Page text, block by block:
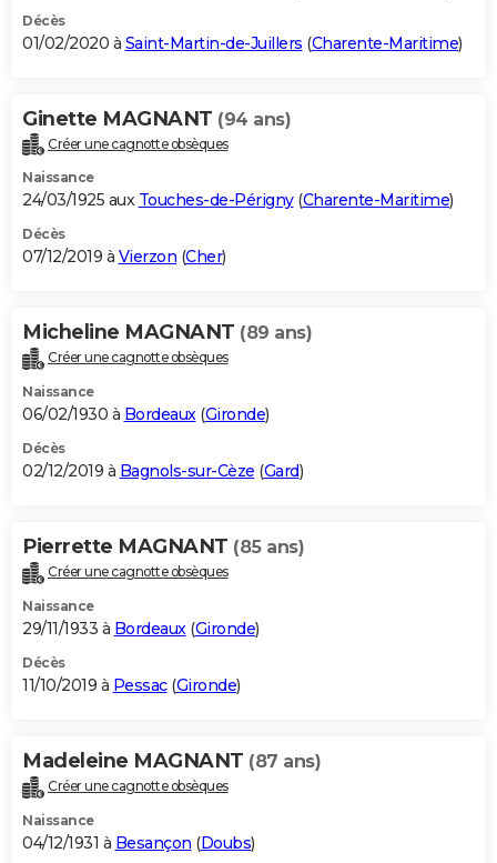
Décès
01/02/2020 à Saint-Martin-de-Juillers (Charente-Maritime)
Ginette MAGNANT (94 ans)
Créer une cagnotte obsèques
Naissance
24/03/1925 aux Touches-de-Périgny(Charente-Maritime)
Décès
07/12/2019 à Vierzon (Cher)
Micheline MAGNANT (89 ans)
Créer une cagnotte obsèques
Naissance
06/02/1930 à Bordeaux(Gironde)
Décès
02/12/2019 à Bagnols-sur-Cèze (Gard)
Pierrette MAGNANT (85 ans)
Créer une cagnotte obsèques
Naissance
29/11/1933 à Bordeaux(Gironde)
Décès
11/10/2019 à Pessac(Gironde)
Madeleine MAGNANT (87 ans)
Créer une cagnotte obsèques
Naissance
04/12/1931 à Besançon (Doubs)